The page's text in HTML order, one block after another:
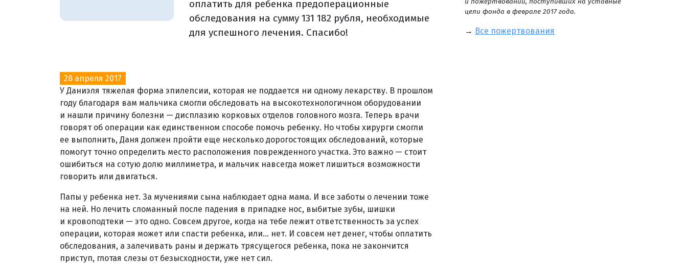
оплатить для ребенка предоперационные
обследования на сумму 131 182 рубля, необходимые
для успешного лечения. Спасибо!
28 апреля 2017
У Даниэля тяжелая форма эпилепсии, которая не поддается ни одному лекарству. В прошлом
году благодаря вам мальчика смогли обследовать на высокотехнологичном оборудовании
и нашли причину болезни — дисплазию корковых отделов головного мозга. Теперь врачи
говорят об операции как единственном способе помочь ребенку. Но чтобы хирурги смогли
ее выполнить, Даня должен пройти еще несколько дорогостоящих обследований, которые
помогут точно определить место расположения поврежденного участка. Это важно — стоит
ошибиться на сотую долю миллиметра, и мальчик навсегда может лишиться возможности
говорить или двигаться.
Папы у ребенка нет. За мучениями сына наблюдает одна мама. И все заботы о лечении тоже
на ней. Но лечить сломанный после падения в припадке нос, выбитые зубы, шишки
и кровоподтеки — это одно. Совсем другое, когда на тебе лежит ответственность за успех
операции, которая может или спасти ребенка, или... нет. И совсем нет денег, чтобы оплатить
обследования, а залечивать раны и держать трясущегося ребенка, пока не закончится
приступ, глотая слезы от безысходности, уже нет сил.
цели фонда в феврале 2017 года.
→ Все пожертвования